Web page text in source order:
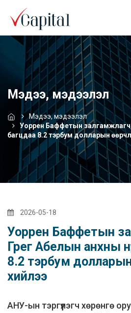
Мэдээ, мэдээлэл
Мэдээ, мэдээлэл
Уоррен Баффетын залгамжлагч,
багцдаа 8.2 тэрбум долларын
2026-05-18
Уоррен Баффетын
Грег Абелын анхны
8.2 тэрбум
хийлээ
АНУ-ын тэргүүлэгч хөрөнгө